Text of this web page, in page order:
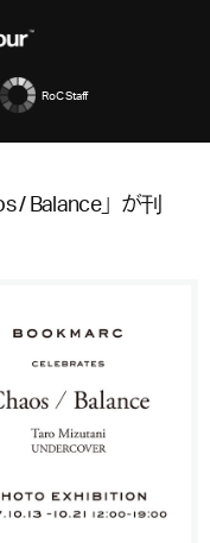
RoC Staff
/ Balance」が刊